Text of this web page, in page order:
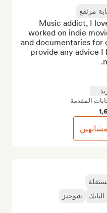
شوجيز
مرتفع
Music addict, I
worked on indie
and documentaries for
provide any advice
المقدمة